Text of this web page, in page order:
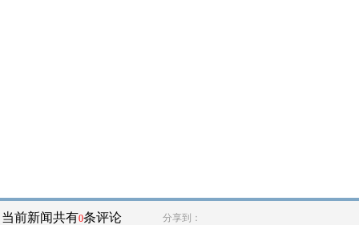
当前新闻共有0条评论 分享到：